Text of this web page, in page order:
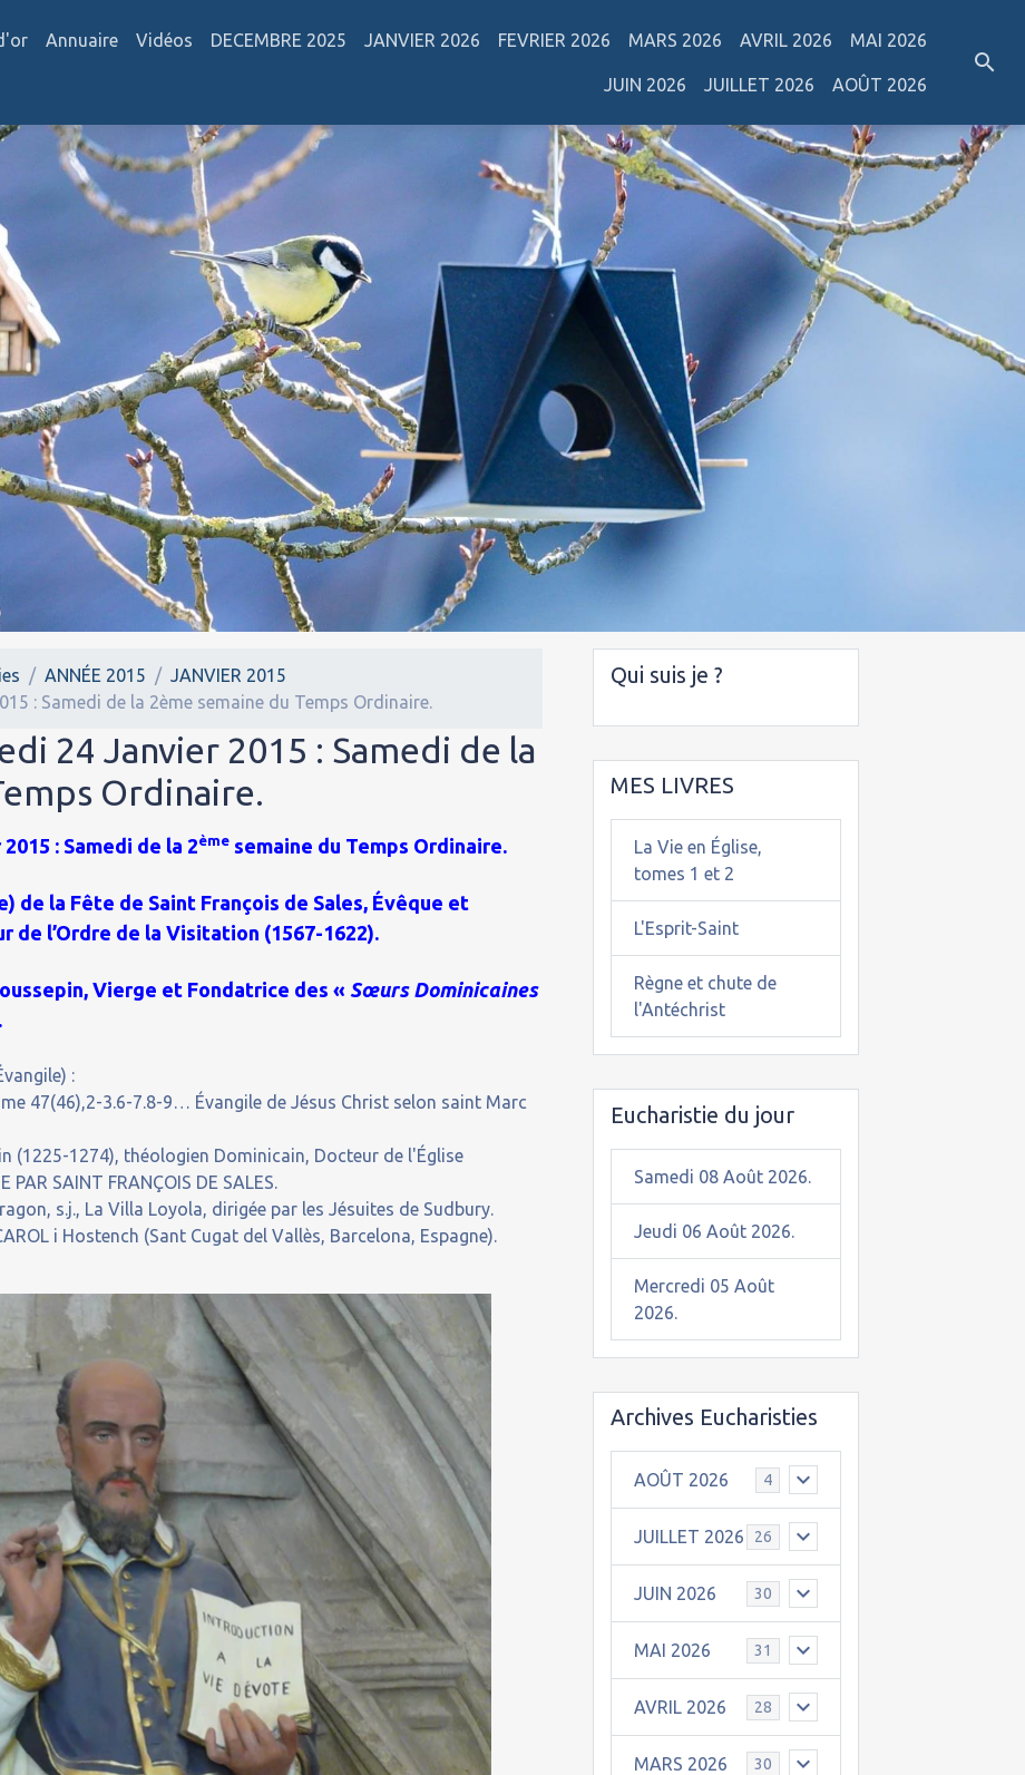
Annuaire Vidéos DECEMBRE 2025 JANVIER 2026 FEVRIER 2026 MARS 2026 AVRIL 2026 MAI 2026
JUIN 2026 JUILLET 2026 AOÛT 2026
ANNÉE 2015
JANVIER 2015
: Samedi de la 2ème semaine du Temps Ordinaire.
24 Janvier 2015 : Samedi de la
Ordinaire.
: Samedi de la 2ème semaine du Temps Ordinaire.
de la Fête de Saint François de Sales, Évêque et
de l’Ordre de la Visitation (1567-1622).
Vierge et Fondatrice des « Sœurs Dominicaines
:
47(46),2-3.6-7.8-9… Évangile de Jésus Christ selon saint Marc
(1225-1274), théologien Dominicain, Docteur de l'Église
PAR SAINT FRANÇOIS DE SALES.
s.j., La Villa Loyola, dirigée par les Jésuites de Sudbury.
i Hostench (Sant Cugat del Vallès, Barcelona, Espagne).
Qui suis je ?
MES LIVRES
La Vie en Église,
tomes 1 et 2
L'Esprit-Saint
Règne et chute de
l'Antéchrist
Eucharistie du jour
Samedi 08 Août 2026.
Jeudi 06 Août 2026.
Mercredi 05 Août
2026.
Archives Eucharisties
AOÛT 2026 4
JUILLET 2026 26
JUIN 2026 30
MAI 2026 31
AVRIL 2026 28
MARS 2026 30